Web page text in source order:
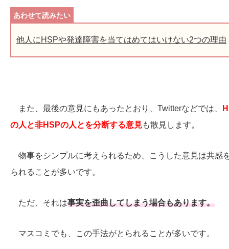
他人にHSPや発達障害を当てはめてはいけない2つの理由
また、最後の意見にもあったとおり、Twitterなどでは、
の人と非HSPの人とを分断する意見も散見します。
物事をシンプルに考えられるため、こうした意見は共感
られることが多いです。
ただ、それは事実を歪曲してしまう場合もあります。
マスコミでも、この手法がとられることが多いです。